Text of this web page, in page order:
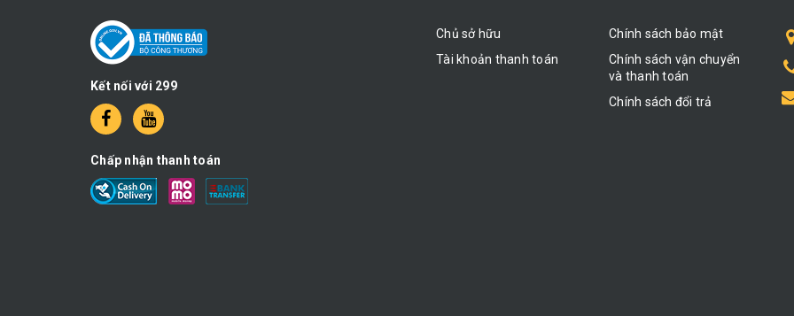
Kết nối với 299
Chấp nhận thanh toán
Chủ sở hữu
Tài khoản thanh toán
Chính sách bảo mật
Chính sách vận chuyển
và thanh toán
Chính sách đổi trả